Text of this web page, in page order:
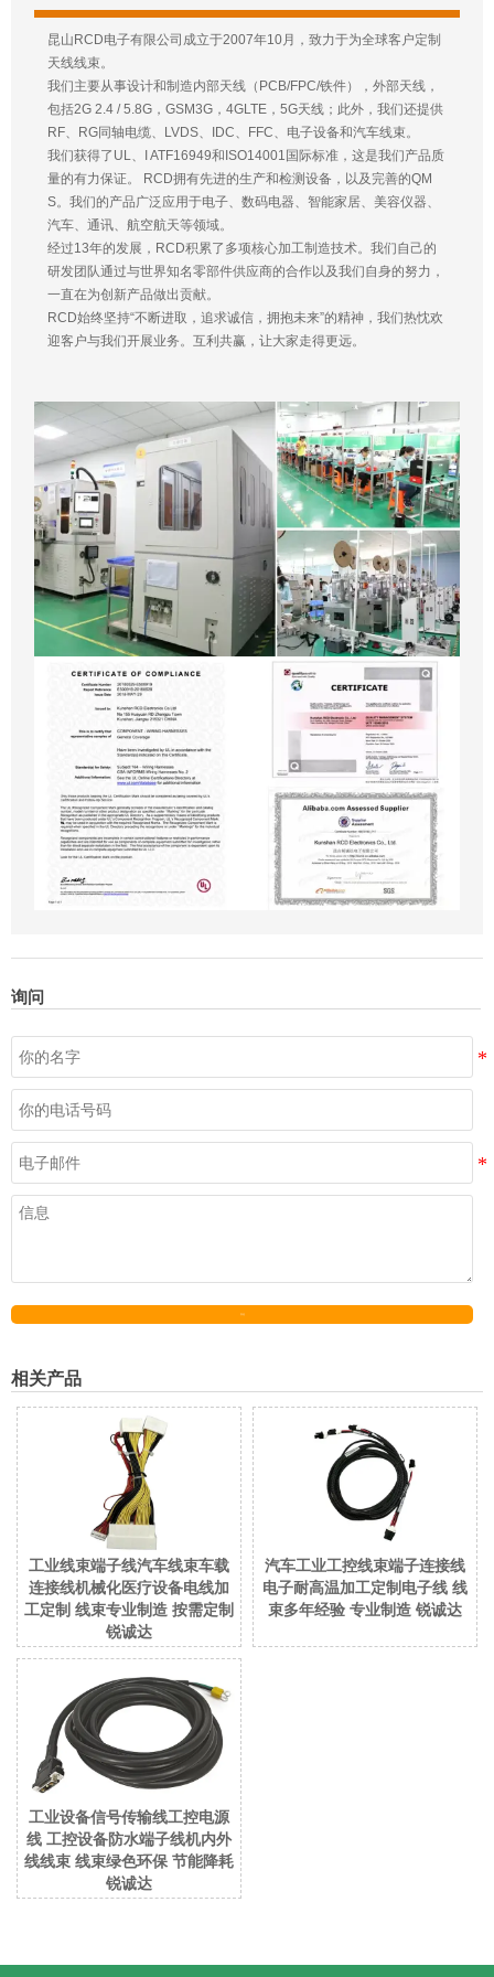
昆山RCD电子有限公司成立于2007年10月，致力于为全球客户定制
天线线束。
我们主要从事设计和制造内部天线（PCB/FPC/铁件），外部天线，
包括2G 2.4 / 5.8G，GSM3G，4GLTE，5G天线；此外，我们还提供
RF、RG同轴电缆、LVDS、IDC、FFC、电子设备和汽车线束。
我们获得了UL、I ATF16949和ISO14001国际标准，这是我们产品质
量的有力保证。 RCD拥有先进的生产和检测设备，以及完善的QM
S。我们的产品广泛应用于电子、数码电器、智能家居、美容仪器、
汽车、通讯、航空航天等领域。
经过13年的发展，RCD积累了多项核心加工制造技术。我们自己的
研发团队通过与世界知名零部件供应商的合作以及我们自身的努力，
一直在为创新产品做出贡献。
RCD始终坚持“不断进取，追求诚信，拥抱未来”的精神，我们热忱欢
迎客户与我们开展业务。互利共赢，让大家走得更远。
询问
相关产品
工业线束端子线汽车线束车载
连接线机械化医疗设备电线加
工定制 线束专业制造 按需定制
锐诚达
汽车工业工控线束端子连接线
电子耐高温加工定制电子线 线
束多年经验 专业制造 锐诚达
工业设备信号传输线工控电源
线 工控设备防水端子线机内外
线线束 线束绿色环保 节能降耗
锐诚达